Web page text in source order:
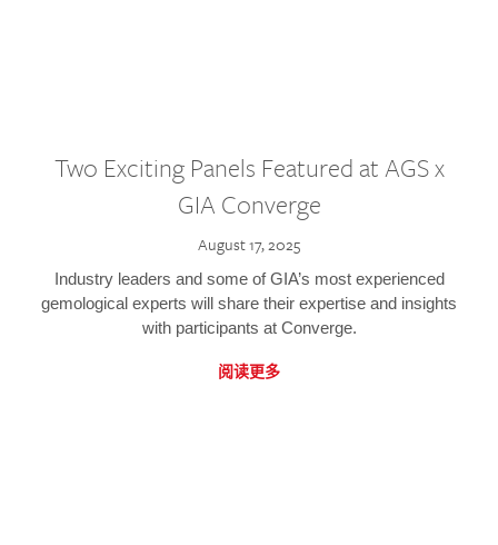
Two Exciting Panels Featured at AGS x
GIA Converge
August 17, 2025
Industry leaders and some of GIA’s most experienced
gemological experts will share their expertise and insights
with participants at Converge.
阅读更多